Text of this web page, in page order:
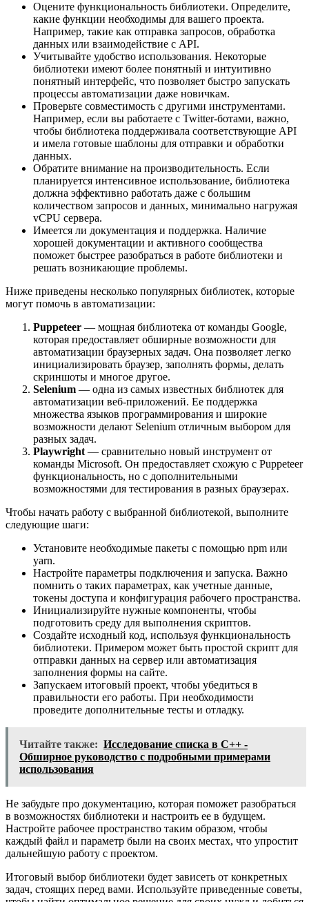
Оцените функциональность библиотеки. Определите,
какие функции необходимы для вашего проекта.
Например, такие как отправка запросов, обработка
данных или взаимодействие с API.
Учитывайте удобство использования. Некоторые
библиотеки имеют более понятный и интуитивно
понятный интерфейс, что позволяет быстро запускать
процессы автоматизации даже новичкам.
Проверьте совместимость с другими инструментами.
Например, если вы работаете с Twitter-ботами, важно,
чтобы библиотека поддерживала соответствующие API
и имела готовые шаблоны для отправки и обработки
данных.
Обратите внимание на производительность. Если
планируется интенсивное использование, библиотека
должна эффективно работать даже с большим
количеством запросов и данных, минимально нагружая
vCPU сервера.
Имеется ли документация и поддержка. Наличие
хорошей документации и активного сообщества
поможет быстрее разобраться в работе библиотеки и
решать возникающие проблемы.
Ниже приведены несколько популярных библиотек, которые
могут помочь в автоматизации:
Puppeteer — мощная библиотека от команды Google,
которая предоставляет обширные возможности для
автоматизации браузерных задач. Она позволяет легко
инициализировать браузер, заполнять формы, делать
скриншоты и многое другое.
Selenium — одна из самых известных библиотек для
автоматизации веб-приложений. Ее поддержка
множества языков программирования и широкие
возможности делают Selenium отличным выбором для
разных задач.
Playwright — сравнительно новый инструмент от
команды Microsoft. Он предоставляет схожую с Puppeteer
функциональность, но с дополнительными
возможностями для тестирования в разных браузерах.
Чтобы начать работу с выбранной библиотекой, выполните
следующие шаги:
Установите необходимые пакеты с помощью npm или
yarn.
Настройте параметры подключения и запуска. Важно
помнить о таких параметрах, как учетные данные,
токены доступа и конфигурация рабочего пространства.
Инициализируйте нужные компоненты, чтобы
подготовить среду для выполнения скриптов.
Создайте исходный код, используя функциональность
библиотеки. Примером может быть простой скрипт для
отправки данных на сервер или автоматизация
заполнения формы на сайте.
Запускаем итоговый проект, чтобы убедиться в
правильности его работы. При необходимости
проведите дополнительные тесты и отладку.
Читайте также: Исследование списка в C++ -
Обширное руководство с подробными примерами
использования
Не забудьте про документацию, которая поможет разобраться
в возможностях библиотеки и настроить ее в будущем.
Настройте рабочее пространство таким образом, чтобы
каждый файл и параметр были на своих местах, что упростит
дальнейшую работу с проектом.
Итоговый выбор библиотеки будет зависеть от конкретных
задач, стоящих перед вами. Используйте приведенные советы,